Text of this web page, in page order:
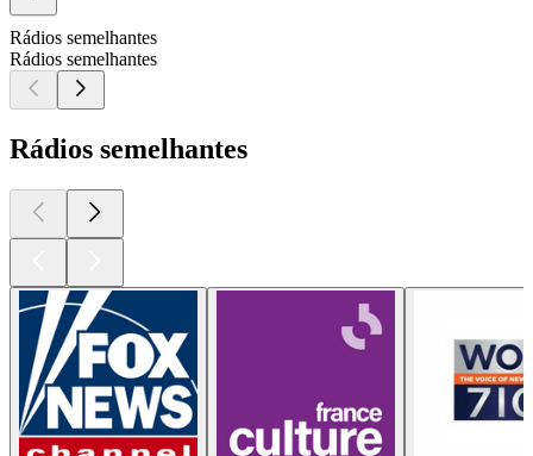
Rádios semelhantes
Rádios semelhantes
Rádios semelhantes